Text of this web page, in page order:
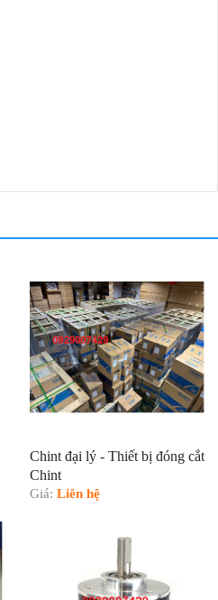
Chint đại lý - Thiết bị đóng cắt
Chint
Giá: Liên hệ